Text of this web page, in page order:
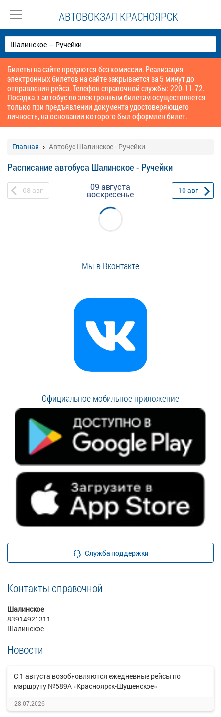
АВТОВОКЗАЛ КРАСНОЯРСК
Билеты на сайте продаются без комиссии. Реализация
электронных билетов на сайте закрывается за 5 минут до
отправления рейса. Телефон справочной службы: 220-11-72.
Посадка в автобус по электронным билетам осуществляется
только при предъявлении документа удостоверяющего
личность, на основании которого был оформлен билет.
Главная Автобус Шалинское - Ручейки
Расписание автобуса Шалинское - Ручейки
08 авг 09 августа
воскресенье 10авг
Мы в Вконтакте
Официальное мобильное приложение
Служба поддержки
Контакты справочной
Шалинское
83914921311
Шалинское
Новости
С 1 августа возобновляются ежедневные рейсы по
маршруту №589А «Красноярск-Шушенское»
28.07.2026